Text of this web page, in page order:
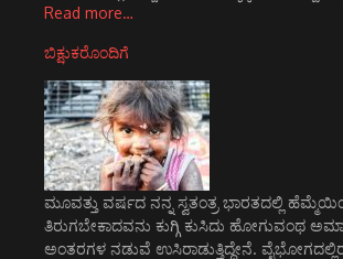
Read more…
ಬಿಕ್ಷುಕರೊಂದಿಗೆ
ಮೂವತ್ತು ವರ್ಷದ ನನ್ನ ಸ್ವತಂತ್ರ ಭಾರತದಲ್ಲಿ
ತಿರುಗಬೇಕಾದವನು ಕುಗ್ಗಿ ಕುಸಿದು ಹೋಗುವಂಥ
ಅಂತರಗಳ ನಡುವೆ ಉಸಿರಾಡುತ್ತಿದ್ದೇನೆ.